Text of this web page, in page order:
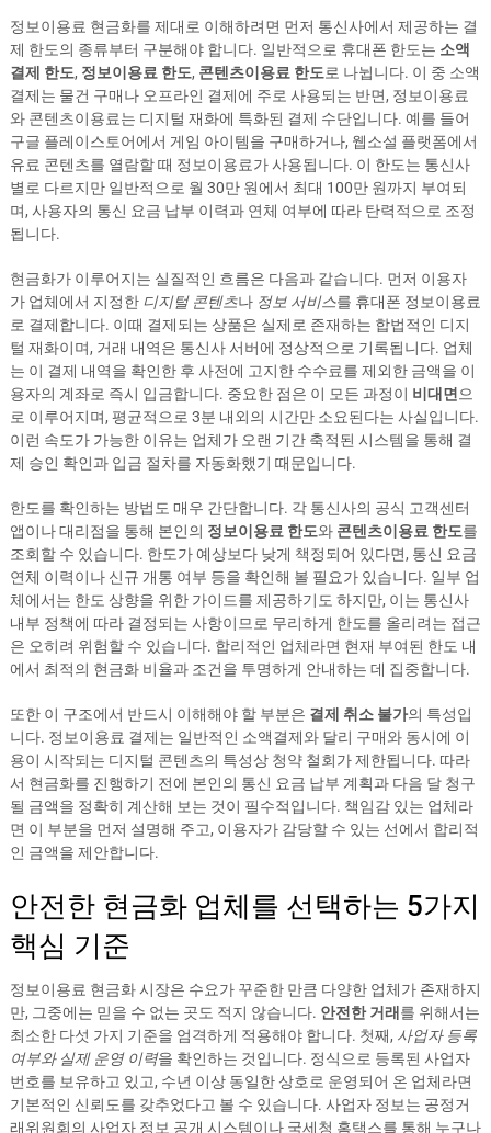
정보이용료 현금화를 제대로 이해하려면 먼저 통신사에서 제공하는 결
제 한도의 종류부터 구분해야 합니다. 일반적으로 휴대폰 한도는 소액
결제 한도, 정보이용료 한도, 콘텐츠이용료 한도로 나뉩니다. 이 중 소액
결제는 물건 구매나 오프라인 결제에 주로 사용되는 반면, 정보이용료
와 콘텐츠이용료는 디지털 재화에 특화된 결제 수단입니다. 예를 들어
구글 플레이스토어에서 게임 아이템을 구매하거나, 웹소설 플랫폼에서
유료 콘텐츠를 열람할 때 정보이용료가 사용됩니다. 이 한도는 통신사
별로 다르지만 일반적으로 월 30만 원에서 최대 100만 원까지 부여되
며, 사용자의 통신 요금 납부 이력과 연체 여부에 따라 탄력적으로 조정
됩니다.
현금화가 이루어지는 실질적인 흐름은 다음과 같습니다. 먼저 이용자
가 업체에서 지정한 디지털 콘텐츠나 정보 서비스를 휴대폰 정보이용료
로 결제합니다. 이때 결제되는 상품은 실제로 존재하는 합법적인 디지
털 재화이며, 거래 내역은 통신사 서버에 정상적으로 기록됩니다. 업체
는 이 결제 내역을 확인한 후 사전에 고지한 수수료를 제외한 금액을 이
용자의 계좌로 즉시 입금합니다. 중요한 점은 이 모든 과정이 비대면 으
로 이루어지며, 평균적으로 3분 내외의 시간만 소요된다는 사실입니다.
이런 속도가 가능한 이유는 업체가 오랜 기간 축적된 시스템을 통해 결
제 승인 확인과 입금 절차를 자동화했기 때문입니다.
한도를 확인하는 방법도 매우 간단합니다. 각 통신사의 공식 고객센터
앱이나 대리점을 통해 본인의 정보이용료 한도와 콘텐츠이용료 한도를
조회할 수 있습니다. 한도가 예상보다 낮게 책정되어 있다면, 통신 요금
연체 이력이나 신규 개통 여부 등을 확인해 볼 필요가 있습니다. 일부 업
체에서는 한도 상향을 위한 가이드를 제공하기도 하지만, 이는 통신사
내부 정책에 따라 결정되는 사항이므로 무리하게 한도를 올리려는 접근
은 오히려 위험할 수 있습니다. 합리적인 업체라면 현재 부여된 한도 내
에서 최적의 현금화 비율과 조건을 투명하게 안내하는 데 집중합니다.
또한 이 구조에서 반드시 이해해야 할 부분은 결제 취소 불가의 특성입
니다. 정보이용료 결제는 일반적인 소액결제와 달리 구매와 동시에 이
용이 시작되는 디지털 콘텐츠의 특성상 청약 철회가 제한됩니다. 따라
서 현금화를 진행하기 전에 본인의 통신 요금 납부 계획과 다음 달 청구
될 금액을 정확히 계산해 보는 것이 필수적입니다. 책임감 있는 업체라
면 이 부분을 먼저 설명해 주고, 이용자가 감당할 수 있는 선에서 합리적
인 금액을 제안합니다.
안전한 현금화 업체를 선택하는 5가지
핵심 기준
정보이용료 현금화 시장은 수요가 꾸준한 만큼 다양한 업체가 존재하지
만, 그중에는 믿을 수 없는 곳도 적지 않습니다. 안전한 거래 를 위해서는
최소한 다섯 가지 기준을 엄격하게 적용해야 합니다. 첫째, 사업자 등록
여부와 실제 운영 이력을 확인하는 것입니다. 정식으로 등록된 사업자
번호를 보유하고 있고, 수년 이상 동일한 상호로 운영되어 온 업체라면
기본적인 신뢰도를 갖추었다고 볼 수 있습니다. 사업자 정보는 공정거
래위원회의 사업자 정보 공개 시스템이나 국세청 홈택스를 통해 누구나